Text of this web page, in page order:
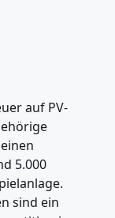
auf PV-
5.000
sind ein